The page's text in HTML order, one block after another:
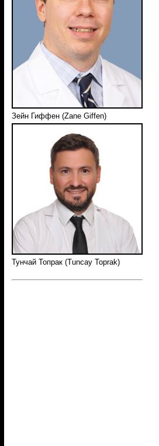
Зейн Гиффен (Zane Giffen)
Тунчай Топрак (Tuncay Toprak)